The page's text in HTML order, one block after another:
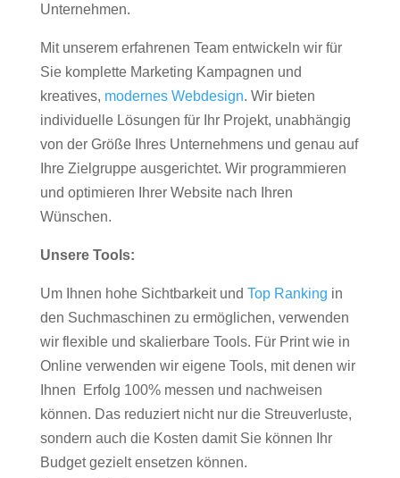
Unternehmen.
Mit unserem erfahrenen Team entwickeln wir für
Sie komplette Marketing Kampagnen und
kreatives, modernes Webdesign. Wir bieten
individuelle Lösungen für Ihr Projekt, unabhängig
von der Größe Ihres Unternehmens und genau auf
Ihre Zielgruppe ausgerichtet. Wir programmieren
und optimieren Ihrer Website nach Ihren
Wünschen.
Unsere Tools:
Um Ihnen hohe Sichtbarkeit und Top Ranking in
den Suchmaschinen zu ermöglichen, verwenden
wir flexible und skalierbare Tools. Für Print wie in
Online verwenden wir eigene Tools, mit denen wir
Ihnen Erfolg 100% messen und nachweisen
können. Das reduziert nicht nur die Streuverluste,
sondern auch die Kosten damit Sie können Ihr
Budget gezielt ensetzen können.